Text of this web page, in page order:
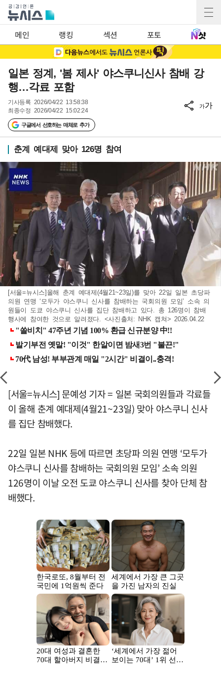
메인 랭킹 섹션 포토
일본 정계, '봄 제사' 야스쿠니신사 참배 강
행…각료 포함
기사등록 2026/04/22 13:58:38
최종수정 2026/04/22 15:02:24
구글에서 선호하는 매체로 추가
가가
춘계 예대제 맞아 126명 참여
[서울=뉴시스]올해 춘계 예대제(4월21~23일)를 맞아 22일 일본 초당파
의원 연맹 ‘모두가 야스쿠니 신사를 참배하는 국회의원 모임’ 소속 의
원들이 도쿄 야스쿠니 신사를 집단 참배하고 있다. 총 126명이 참배
행사에 참여한 것으로 알려졌다. <사진출처: NHK 캡쳐> 2026.04.22
[서울=뉴시스] 문예성 기자 = 일본 국회의원들과 각료들
이 올해 춘계 예대제(4월21~23일) 맞아 야스쿠니 신사
를 집단 참배했다.
22일 일본 NHK 등에 따르면 초당파 의원 연맹 ‘모두가
야스쿠니 신사를 참배하는 국회의원 모임’ 소속 의원
126명이 이날 오전 도쿄 야스쿠니 신사를 찾아 단체 참
배했다.